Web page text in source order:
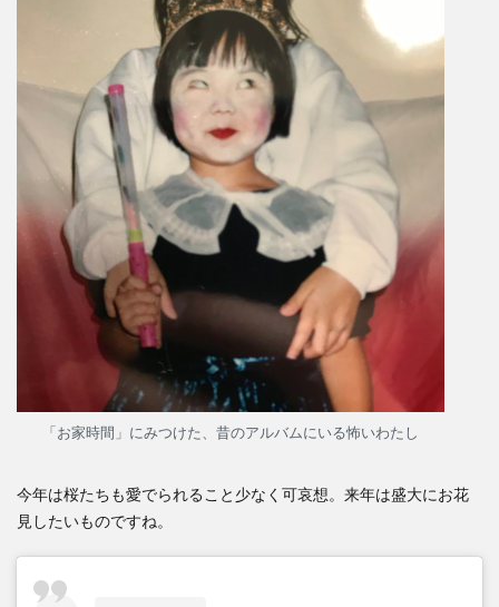
「お家時間」にみつけた、昔のアルバムにいる怖いわたし
今年は桜たちも愛でられること少なく可哀想。来年は盛大にお花
見したいものですね。